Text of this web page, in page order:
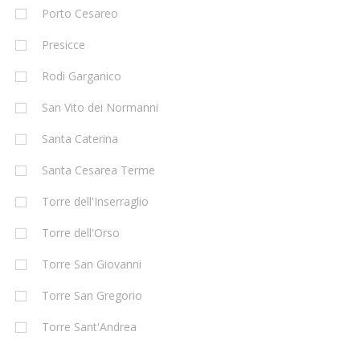
Porto Cesareo
Presicce
Rodi Garganico
San Vito dei Normanni
Santa Caterina
Santa Cesarea Terme
Torre dell'Inserraglio
Torre dell'Orso
Torre San Giovanni
Torre San Gregorio
Torre Sant'Andrea